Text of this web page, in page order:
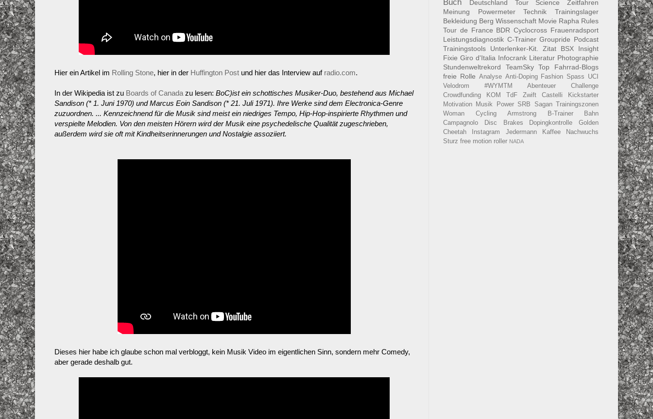
Hier ein Artikel im Rolling Stone, hier in der Huffington Post und hier das Interview auf radio.com.
In der Wikipedia ist zu Boards of Canada zu lesen: BoC)ist ein schottisches Musiker-Duo, bestehend aus Michael
Sandison (* 1. Juni 1970) und Marcus Eoin Sandison (* 21. Juli 1971). Ihre Werke sind dem Electronica-Genre
zuzuordnen. ... Kennzeichnend für die Musik sind meist ein niedriges Tempo, Hip-Hop-inspirierte Rhythmen und
verspielte Melodien. Von den meisten Hörern wird der Musik eine psychedelische Qualität zugeschrieben,
außerdem wird sie oft mit Kindheitserinnerungen und Nostalgie assoziiert.
Dieses hier habe ich glaube schon mal verbloggt, kein Musik Video im eigentlichen Sinn, sondern mehr Comedy,
aber gerade deshalb gut.
Buch
Deutschland Tour Science
Zeitfahren
Meinung
Powermeter Technik
Trainingslager
Bekleidung Berg Wissenschaft Movie Rapha Rules
Tour de France BDR Cyclocross Frauenradsport
Leistungsdiagnostik C-Trainer Groupride Podcast
Trainingstools
Unterlenker-Kit. Zitat
BSX Insight
Fixie Giro d'Italia Infocrank Literatur Photographie
Stundenweltrekord
TeamSky
Top Fahrrad-Blogs
freie Rolle Analyse Anti-Doping Fashion Spass
UCI
Velodrom
#WYMTM Abenteuer
Challenge
Crowdfunding
KOM TdF Zwift Castelli
Kickstarter
Motivation
Musik Power SRB Sagan Trainingszonen
Woman Cycling
Armstrong B-Trainer
Bahn
Campagnolo
Disc Brakes Dopingkontrolle
Golden
Cheetah
Instagram Jedermann Kaffee
Nachwuchs
Sturz free motion roller NADA